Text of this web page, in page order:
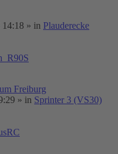
14:18 » in Plauderecke
Freiburg
» in Sprinter 3 (VS30)